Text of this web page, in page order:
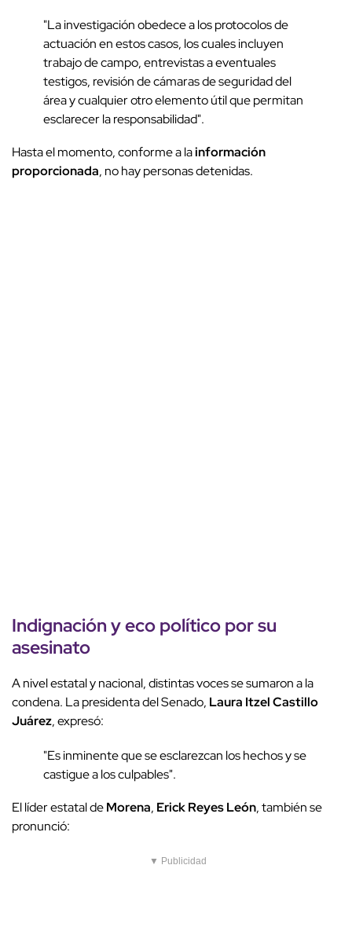
"La investigación obedece a los protocolos de
actuación en estos casos, los cuales incluyen
trabajo de campo, entrevistas a eventuales
testigos, revisión de cámaras de seguridad del
área y cualquier otro elemento útil que permitan
esclarecer la responsabilidad".
Hasta el momento, conforme a lainformación
proporcionada, no hay personas detenidas.
Indignación y eco político por su
asesinato
A nivel estatal y nacional, distintas voces se sumaron a la
condena. La presidenta del Senado, Laura Itzel Castillo
Juárez, expresó:
"Es inminente que se esclarezcan los hechos y se
castigue a los culpables".
El líder estatal deMorena, Erick Reyes León, también se
pronunció:
▼ Publicidad